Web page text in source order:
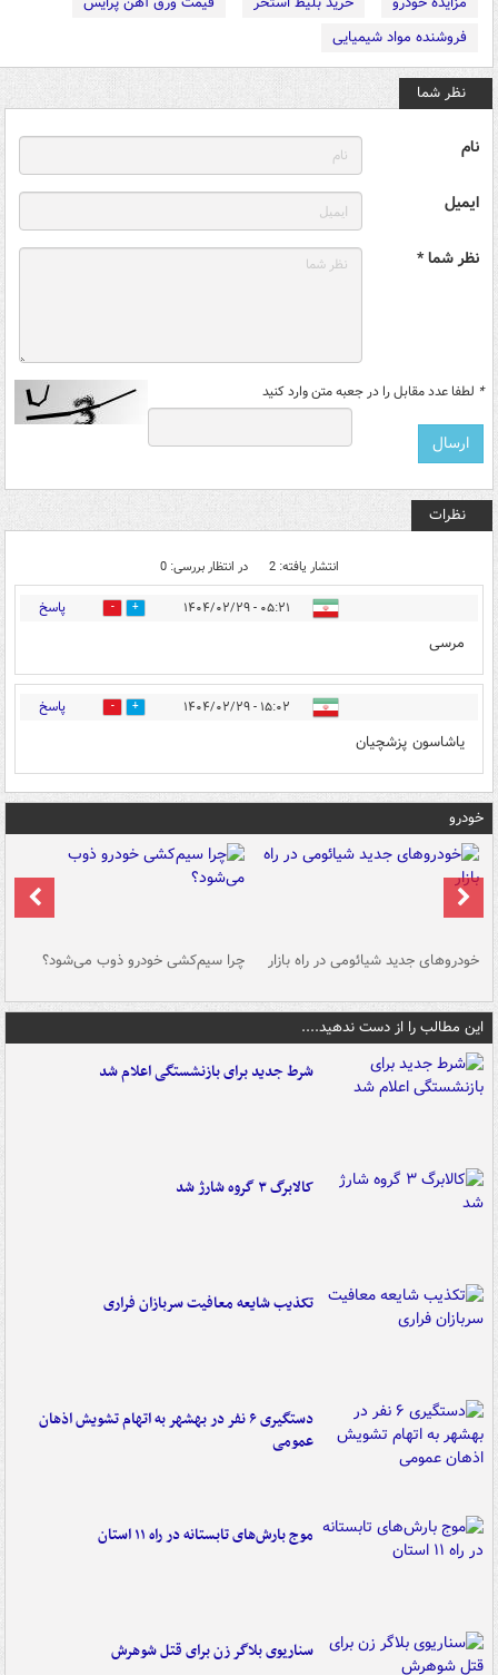
فروشنده مواد شیمیایی
نظر شما
نام
ایمیل
نظر شما *
* لطفا عدد مقابل را در جعبه متن وارد کنید
نظرات
انتشار یافته: 2 در انتظار بررسی: 0
۰۵:۲۱ - ۱۴۰۴/۰۲/۲۹ 2 پاسخ
مرسی
۱۵:۰۲ - ۱۴۰۴/۰۲/۲۹ 0 پاسخ
یاشاسون پزشچیان
خودرو
خودروهای جدید شیائومی در راه بازار چرا سیم‌کشی خودرو ذوب می‌شود؟
این مطالب را از دست ندهید....
شرط جدید برای بازنشستگی اعلام شد
کالابرگ ۳ گروه شارژ شد
تکذیب شایعه معافیت سربازان فراری
دستگیری ۶ نفر در بهشهر به اتهام تشویش اذهان
عمومی
موج بارش‌های تابستانه در راه ۱۱ استان
سناریوی بلاگر زن برای قتل شوهرش